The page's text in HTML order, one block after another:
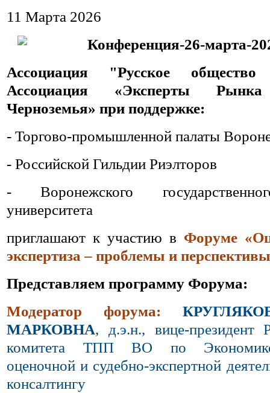
11 Марта 2026
Ассоциация "Русское
Ассоциация «Эксперты Рынка
Черноземья» при поддержке:
- Торгово-промышленной палаты
- Российской Гильдии Риэлторов
- Воронежского
университета
приглашают к участию в Форуме
экспертиза – проблемы и
Представляем программу Форума:
Модератор форума:
МАРКОВНА, д.э.н., вице-президент
комитета ТПП ВО по Экономике
оценочной и судебно-экспертной
консалтингу